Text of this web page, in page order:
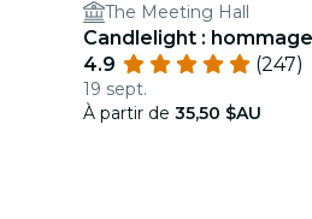
The Meeting Hall
Candlelight :
4.9
(247)
19 sept.
À partir de 35,50 $AU